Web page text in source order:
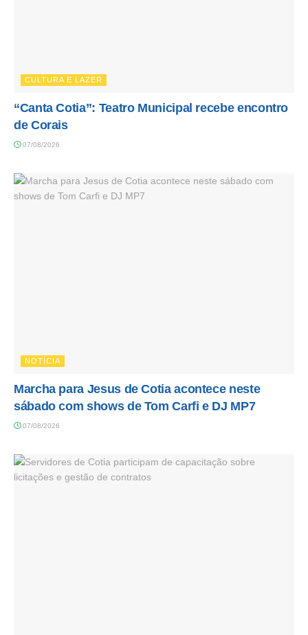
CULTURA E LAZER
“Canta Cotia”: Teatro Municipal recebe encontro
de Corais
07/08/2026
NOTÍCIA
Marcha para Jesus de Cotia acontece neste
sábado com shows de Tom Carfi e DJ MP7
07/08/2026